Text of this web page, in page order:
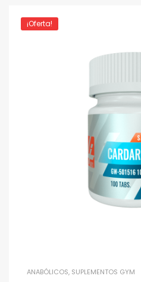
¡Oferta!
ANABÓLICOS, SUPLEMENTOS GYM